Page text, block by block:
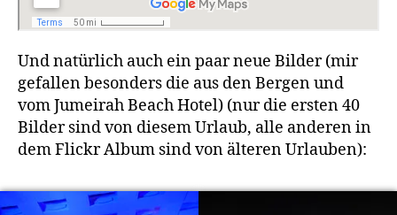
Und natürlich auch ein paar neue Bilder (mir
gefallen besonders die aus den Bergen und
vom Jumeirah Beach Hotel) (nur die ersten 40
Bilder sind von diesem Urlaub, alle anderen in
dem Flickr Album sind von älteren Urlauben):